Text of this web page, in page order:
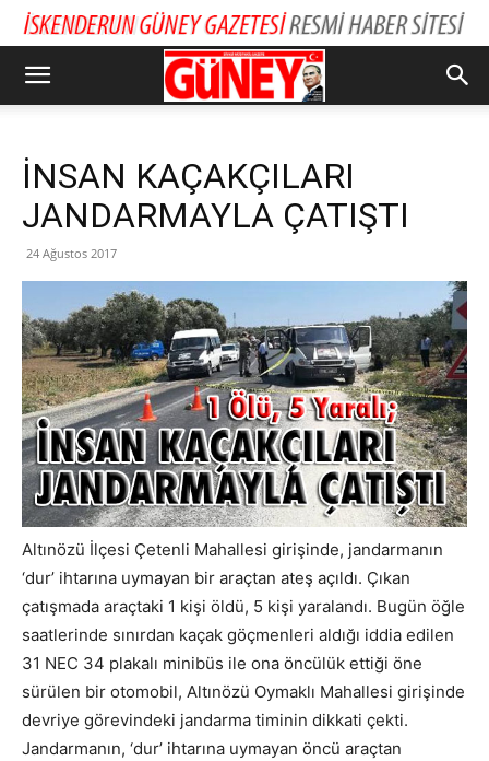
İNSAN KAÇAKÇILARI
JANDARMAYLA ÇATIŞTI
24 Ağustos 2017
Altınözü İlçesi Çetenli Mahallesi girişinde, jandarmanın
‘dur’ ihtarına uymayan bir araçtan ateş açıldı. Çıkan
çatışmada araçtaki 1 kişi öldü, 5 kişi yaralandı. Bugün öğle
saatlerinde sınırdan kaçak göçmenleri aldığı iddia edilen
31 NEC 34 plakalı minibüs ile ona öncülük ettiği öne
sürülen bir otomobil, Altınözü Oymaklı Mahallesi girişinde
devriye görevindeki jandarma timinin dikkati çekti.
Jandarmanın, ‘dur’ ihtarına uymayan öncü araçtan